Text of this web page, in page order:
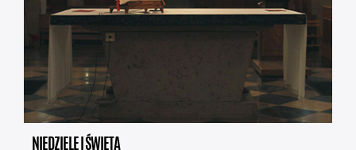
NIEDZIELE I ŚWIĘTA